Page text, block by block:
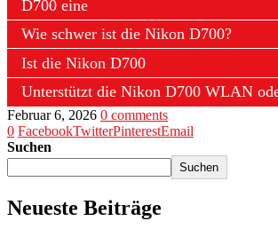
D700 eine
Wie schwer ist die Nikon D700?
Ist die Nikon D700
Unterstützt die Nikon D700 WLAN
Februar 6, 2026 0 comments
0 FacebookTwitterPinterestEmail
Suchen
Suchen
Neueste Beiträge